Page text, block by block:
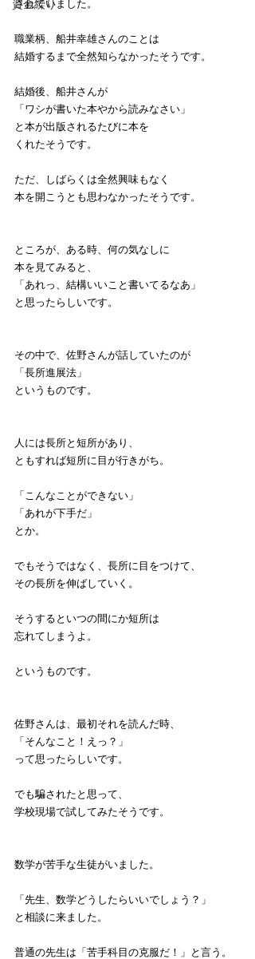
資金繰り
されていました。
職業柄、船井幸雄さんのことは
結婚するまで全然知らなかったそうです。
結婚後、船井さんが
「ワシが書いた本やから読みなさい」
と本が出版されるたびに本を
くれたそうです。
ただ、しばらくは全然興味もなく
本を開こうとも思わなかったそうです。
ところが、ある時、何の気なしに
本を見てみると、
「あれっ、結構いいこと書いてるなあ」
と思ったらしいです。
その中で、佐野さんが話していたのが
「長所進展法」
というものです。
人には長所と短所があり、
ともすれば短所に目が行きがち。
「こんなことができない」
「あれが下手だ」
とか。
でもそうではなく、長所に目をつけて、
その長所を伸ばしていく。
そうするといつの間にか短所は
忘れてしまうよ。
というものです。
佐野さんは、最初それを読んだ時、
「そんなこと！えっ？」
って思ったらしいです。
でも騙されたと思って、
学校現場で試してみたそうです。
数学が苦手な生徒がいました。
「先生、数学どうしたらいいでしょう？」
と相談に来ました。
普通の先生は「苦手科目の克服だ！」と言う。